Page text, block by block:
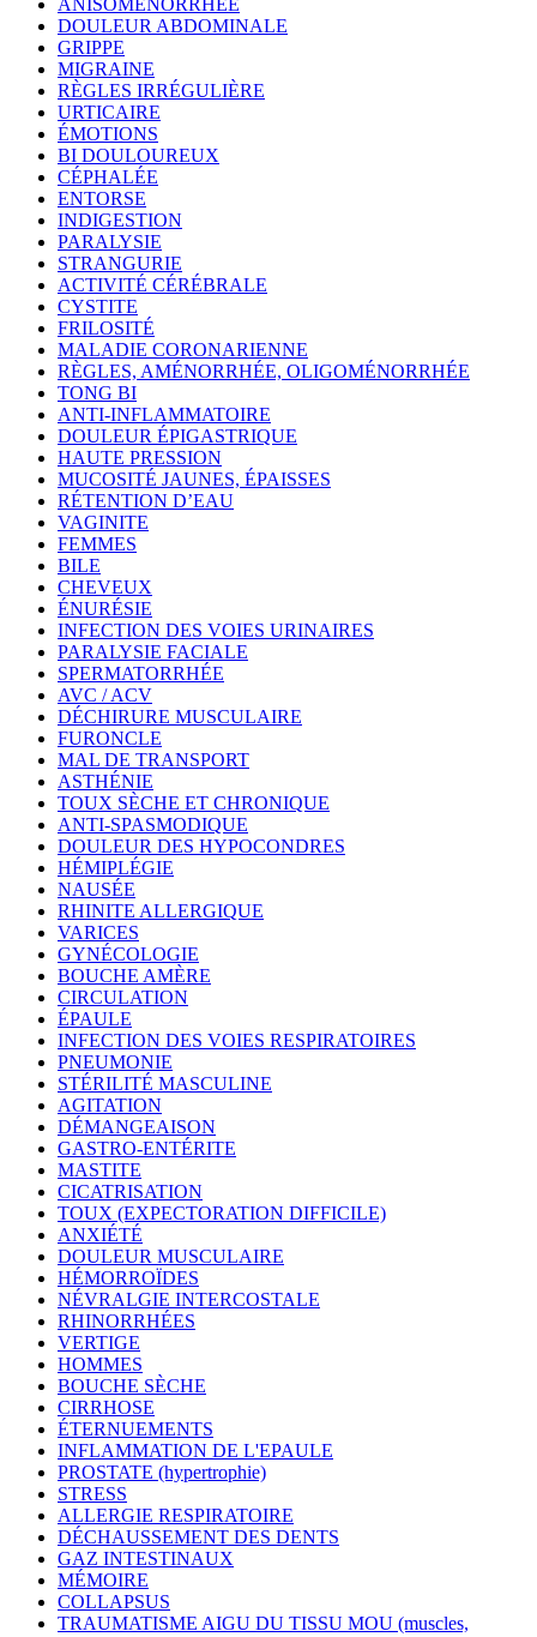
DOULEUR ABDOMINALE
GRIPPE
MIGRAINE
RÈGLES IRRÉGULIÈRE
URTICAIRE
ÉMOTIONS
BI DOULOUREUX
CÉPHALÉE
ENTORSE
INDIGESTION
PARALYSIE
STRANGURIE
ACTIVITÉ CÉRÉBRALE
CYSTITE
FRILOSITÉ
MALADIE CORONARIENNE
RÈGLES, AMÉNORRHÉE, OLIGOMÉNORRHÉE
TONG BI
ANTI-INFLAMMATOIRE
DOULEUR ÉPIGASTRIQUE
HAUTE PRESSION
MUCOSITÉ JAUNES, ÉPAISSES
RÉTENTION D’EAU
VAGINITE
FEMMES
BILE
CHEVEUX
ÉNURÉSIE
INFECTION DES VOIES URINAIRES
PARALYSIE FACIALE
SPERMATORRHÉE
AVC / ACV
DÉCHIRURE MUSCULAIRE
FURONCLE
MAL DE TRANSPORT
ASTHÉNIE
TOUX SÈCHE ET CHRONIQUE
ANTI-SPASMODIQUE
DOULEUR DES HYPOCONDRES
HÉMIPLÉGIE
NAUSÉE
RHINITE ALLERGIQUE
VARICES
GYNÉCOLOGIE
BOUCHE AMÈRE
CIRCULATION
ÉPAULE
INFECTION DES VOIES RESPIRATOIRES
PNEUMONIE
STÉRILITÉ MASCULINE
AGITATION
DÉMANGEAISON
GASTRO-ENTÉRITE
MASTITE
CICATRISATION
TOUX (EXPECTORATION DIFFICILE)
ANXIÉTÉ
DOULEUR MUSCULAIRE
HÉMORROÏDES
NÉVRALGIE INTERCOSTALE
RHINORRHÉES
VERTIGE
HOMMES
BOUCHE SÈCHE
CIRRHOSE
ÉTERNUEMENTS
INFLAMMATION DE L'EPAULE
PROSTATE (hypertrophie)
STRESS
ALLERGIE RESPIRATOIRE
DÉCHAUSSEMENT DES DENTS
GAZ INTESTINAUX
MÉMOIRE
COLLAPSUS
TRAUMATISME AIGU DU TISSU MOU (muscles,